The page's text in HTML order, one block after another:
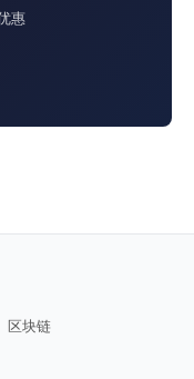
惠
区块链